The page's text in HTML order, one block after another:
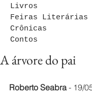
Livros
Feiras Literárias
Crônicas
Contos
A árvore do pai
Roberto Seabra - 19/